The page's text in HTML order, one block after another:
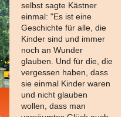
selbst sagte Kästner
einmal: "Es ist eine
Geschichte für alle, die
Kinder sind und immer
noch an Wunder
glauben. Und für die, die
vergessen haben, dass
sie einmal Kinder waren
und nicht glauben
wollen, dass man